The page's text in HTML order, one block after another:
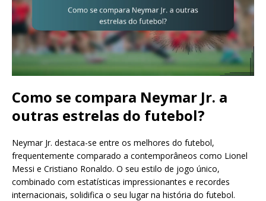
Como se compara Neymar Jr. a
outras estrelas do futebol?
Neymar Jr. destaca-se entre os melhores do futebol,
frequentemente comparado a contemporâneos como Lionel
Messi e Cristiano Ronaldo. O seu estilo de jogo único,
combinado com estatísticas impressionantes e recordes
internacionais, solidifica o seu lugar na história do futebol.